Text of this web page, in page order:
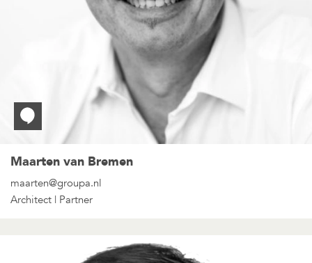
Maarten van Bremen
maarten@groupa.nl
Architect | Partner